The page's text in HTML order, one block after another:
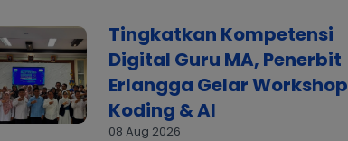
Tingkatkan Kompetensi
Digital Guru MA, Penerbit
Erlangga Gelar Workshop
Koding & AI
08 Aug 2026